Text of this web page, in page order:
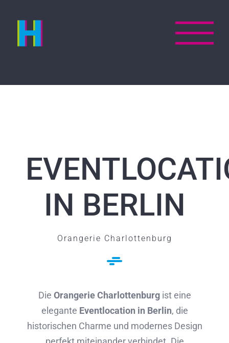
Inhalt
springen
IN BERLIN
Orangerie Charlottenburg
Die Orangerie Charlottenburgist eine
elegante Eventlocation in Berlin, die
historischen Charme und modernes Design